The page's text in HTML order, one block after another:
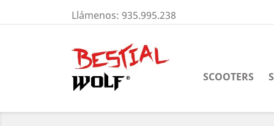
Llámenos: 935.995.238
SCOOTERS